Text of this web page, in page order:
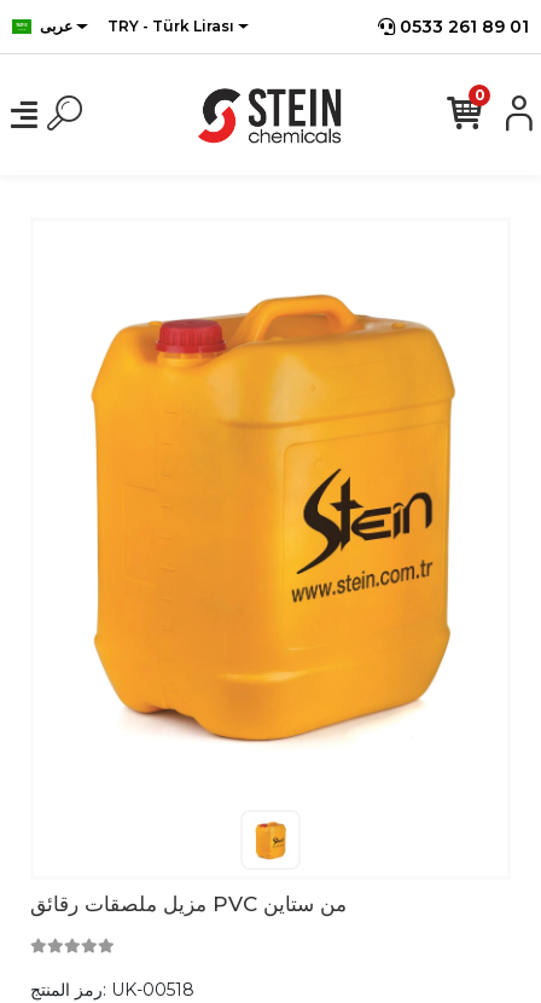
عربى TRY - Türk Lirası 0533 261 89 01
0
مزيل ملصقات رقائق PVC من ستاين
رمز المنتج: UK-00518